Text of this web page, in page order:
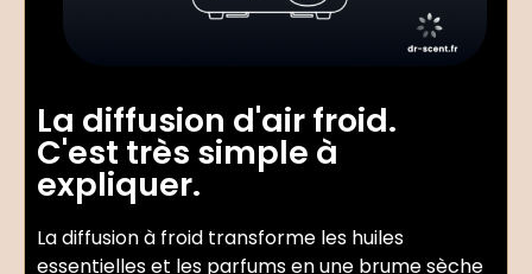
La diffusion d'air froid.
C'est très simple à
expliquer.
La diffusion à froid transforme les huiles
essentielles et les parfums en une brume sèche